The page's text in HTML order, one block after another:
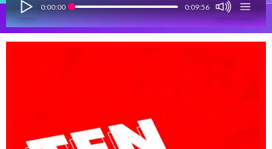
0:00:00 0:09:56